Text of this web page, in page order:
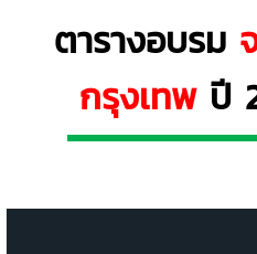
ตารางอบรม
กรุงเทพปี